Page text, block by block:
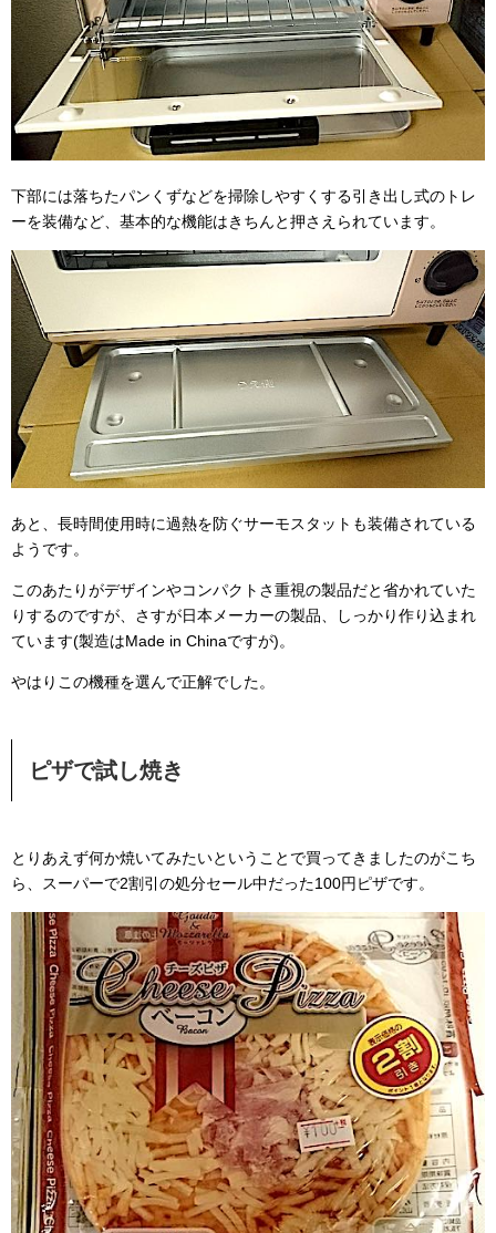
下部には落ちたパンくずなどを掃除しやすくする引き出し式のトレ
ーを装備など、基本的な機能はきちんと押さえられています。
あと、長時間使用時に過熱を防ぐサーモスタットも装備されている
ようです。
このあたりがデザインやコンパクトさ重視の製品だと省かれていた
りするのですが、さすが日本メーカーの製品、しっかり作り込まれ
ています(製造はMade in Chinaですが)。
やはりこの機種を選んで正解でした。
ピザで試し焼き
とりあえず何か焼いてみたいということで買ってきましたのがこち
ら、スーパーで2割引の処分セール中だった100円ピザです。